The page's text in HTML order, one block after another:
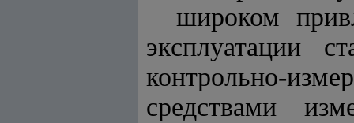
широком
эксплуатации
контрольно-
средствами